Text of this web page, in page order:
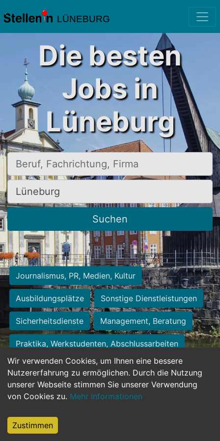
LÜNEBURG
Wir verwenden Cookies, um Ihnen eine bessere
Nutzererfahrung zu ermöglichen. Durch die Nutzung
unserer Webseite stimmen Sie unserer Verwendung
von Cookies zu. Mehr Informationen
Zustimmen
Die besten
Jobs in
Lüneburg
Beruf, Fachrichtung, Firma
Ort, Stadt
Suchen
Journalismus, PR, Medien, Kultur
Ausbildungsplätze Sonstige Dienstleistungen
Sicherheitsdienste Management, Beratung
Praktika, Werkstudenten, Abschlussarbeiten
Personalwesen Assistenz, Sekretariat
Hilfskräfte, Aushilfs- und Nebenjobs
Weiterbildung, Studium, duale Ausbildung